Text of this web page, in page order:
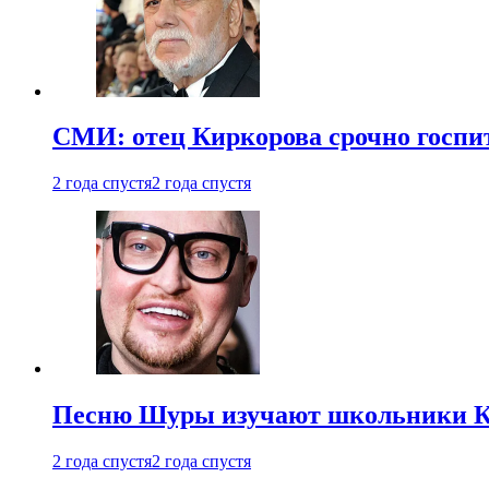
СМИ: отец Киркорова срочно
2 года спустя2 года спустя
Песню Шуры изучают школьники
2 года спустя2 года спустя